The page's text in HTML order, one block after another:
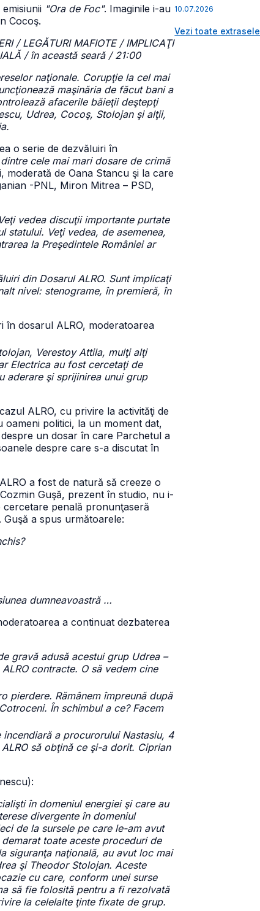
"Ora de Foc". Imaginile i-au
Cocoş.
/ LEGĂTURI MAFIOTE / IMPLICAŢI
/ în această seară / 21:00
naţionale. Corupţie la cel mai
maşinăria de făcut bani a
afacerile băieţii deştepţi
Udrea, Cocoş, Stolojan şi alţii,
o serie de dezvăluiri în
cele mai mari dosare de crimă
de Oana Stancu şi la care
-PNL, Miron Mitrea – PSD,
vedea discuţii importante purtate
Veţi vedea, de asemenea,
la Preşedintele României ar
din Dosarul ALRO. Sunt implicaţi
nivel: stenograme, în premieră, în
în dosarul ALRO, moderatoarea
Verestoy Attila, mulţi alţi
Electrica au fost cercetaţi de
aderare şi sprijinirea unui grup
ALRO, cu privire la activităţi de
politici, la un moment dat,
un dosar în care Parchetul a
despre care s-a discutat în
a fost de natură să creeze o
Guşă, prezent în studio, nu i-
penală pronunţaseră
a spus următoarele:
dumneavoastră …
a continuat dezbaterea
gravă adusă acestui grup Udrea –
contracte. O să vedem cine
pierdere. Rămânem împreună după
În schimbul a ce? Facem
a procurorului Nastasiu, 4
să obţină ce şi-a dorit. Ciprian
în domeniul energiei şi care au
divergente în domeniul
de la sursele pe care le-am avut
toate aceste proceduri de
siguranţa naţională, au avut loc mai
şi Theodor Stolojan. Aceste
cu care, conform unei surse
să fie folosită pentru a fi rezolvată
la celelalte ţinte fixate de grup.
10.07.2026
Vezi toate extrasele